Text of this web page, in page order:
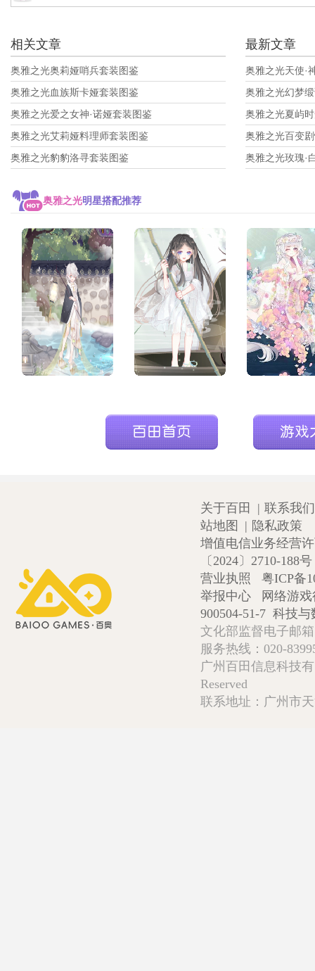
相关文章
奥雅之光奥莉娅哨兵套装图鉴
奥雅之光血族斯卡娅套装图鉴
奥雅之光爱之女神·诺娅套装图鉴
奥雅之光艾莉娅料理师套装图鉴
奥雅之光豹豹洛寻套装图鉴
最新文章
奥雅之光天使·
奥雅之光幻梦
奥雅之光夏屿
奥雅之光百变
奥雅之光玫瑰·
奥雅之光明星搭配推荐
关于百田 | 联系我们
站地图
| 隐私政策
增值电信业务经营
〔2024〕2710-188号
营业执照
粤ICP备
举报中心
网络游
900504-51-7 科技与
文化部监督电子邮
服务热线：020-
广州百田信息科技
Reserved
联系地址：广州市